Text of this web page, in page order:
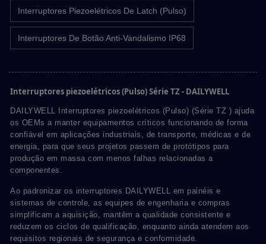
Interruptores Piezoelétricos De Latch (Pulso)
Interruptores De Botão Anti-Vandalismo IP68
Interruptores piezoelétricos (Pulso) Série TZ - DAILYWELL
DAILYWELL Interruptores piezoelétricos (Pulso) (Série TZ ) ajuda
os OEMs a manter equipamentos críticos funcionando de forma
confiável em aplicações industriais, de transporte, médicas e de
energia, para que seus projetos passem de protótipos para
produção em massa com menos falhas relacionadas a
componentes.
Ao padronizar os interruptores DAILYWELL em painéis e
sistemas de controle, as equipes de engenharia e compras
simplificam a aquisição, mantêm a qualidade consistente e
reduzem os ciclos de qualificação, enquanto ainda atendem aos
requisitos regionais de segurança e conformidade.